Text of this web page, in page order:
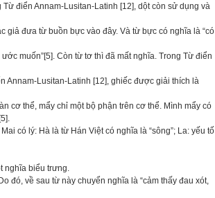
điển Annam-Lusitan-Latinh [12], dột còn sử dụng và
giả đưa từ buồn bực vào đây. Và từ bực có nghĩa là “có
muốn”[5]. Còn từ tơ thì đã mất nghĩa. Trong Từ điển
Annam-Lusitan-Latinh [12], ghiếc được giải thích là
cơ thể, mẩy chỉ một bộ phận trên cơ thể. Mình mẩy có
có lý: Hà là từ Hán Việt có nghĩa là “sông”; La: yếu tố
nghĩa biểu trưng.
đó, về sau từ này chuyển nghĩa là “cảm thấy đau xót,